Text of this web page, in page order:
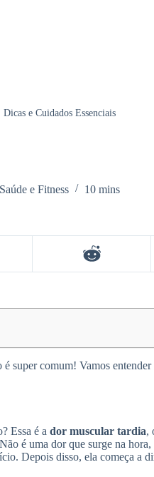
e Cuidados Essenciais
Saúde e Fitness 10 mins
super comum! Vamos
Essa é a dor muscular tardia,
é uma dor que surge na
Depois disso, ela começa a